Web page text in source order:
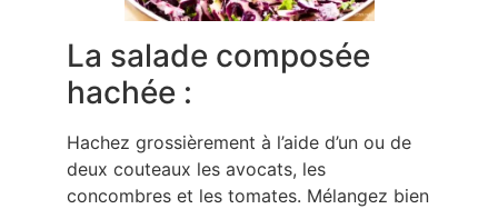
La salade composée
hachée :
Hachez grossièrement à l’aide d’un ou de
deux couteaux les avocats, les
concombres et les tomates. Mélangez bien